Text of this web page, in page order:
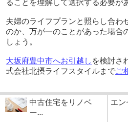
ることを理解して選択する必要が
夫婦のライフプランと照らし合わ
のか、万が一のことがあった場合
しょう。
大坂府豊中市へお引越し を検討さ
式会社北摂ライフスタイルまでご
中古住宅をリノベ
ー...
エン